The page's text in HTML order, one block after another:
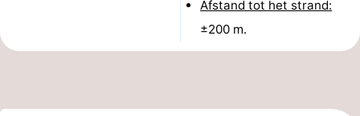
Afstand tot het strand:
±200 m.